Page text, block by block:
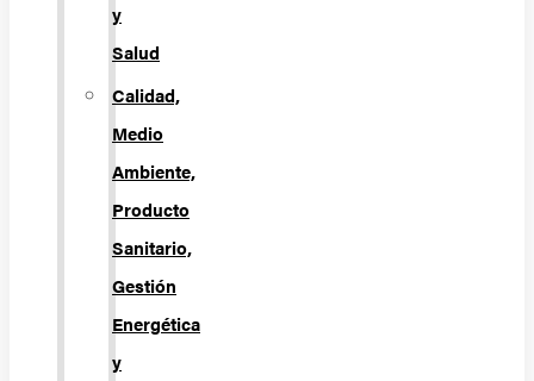
y
Salud
Calidad,
Medio
Ambiente,
Producto
Sanitario,
Gestión
Energética
y